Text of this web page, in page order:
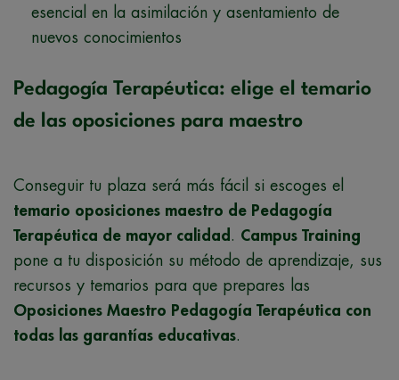
esencial en la asimilación y asentamiento de
nuevos conocimientos
Pedagogía Terapéutica: elige el temario
de las oposiciones para maestro
Conseguir tu plaza será más fácil si escoges el
temario oposiciones maestro de Pedagogía
Terapéutica de mayor calidad . Campus Training
pone a tu disposición su método de aprendizaje, sus
recursos y temarios para que prepares las
Oposiciones Maestro Pedagogía Terapéutica con
todas las garantías educativas.